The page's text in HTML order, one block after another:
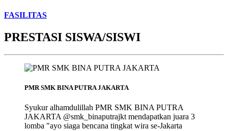
FASILITAS
PRESTASI SISWA/SISWI
PMR SMK BINA PUTRA JAKARTA
Syukur alhamdulillah PMR SMK BINA PUTRA
JAKARTA @smk_binaputrajkt mendapatkan juara 3
lomba "ayo siaga bencana tingkat wira se-Jakarta